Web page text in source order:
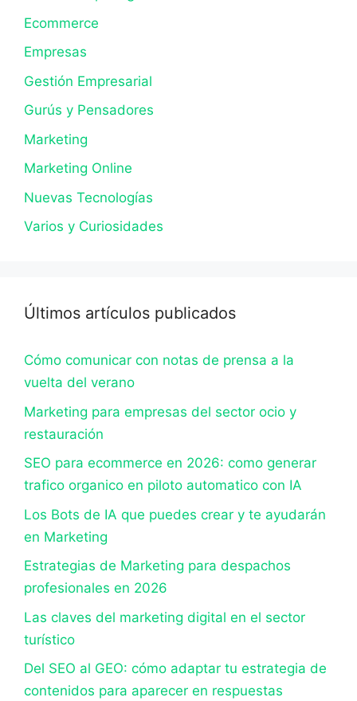
Ecommerce
Empresas
Gestión Empresarial
Gurús y Pensadores
Marketing
Marketing Online
Nuevas Tecnologías
Varios y Curiosidades
Últimos artículos publicados
Cómo comunicar con notas de prensa a la
vuelta del verano
Marketing para empresas del sector ocio y
restauración
SEO para ecommerce en 2026: como generar
trafico organico en piloto automatico con IA
Los Bots de IA que puedes crear y te ayudarán
en Marketing
Estrategias de Marketing para despachos
profesionales en 2026
Las claves del marketing digital en el sector
turístico
Del SEO al GEO: cómo adaptar tu estrategia de
contenidos para aparecer en respuestas